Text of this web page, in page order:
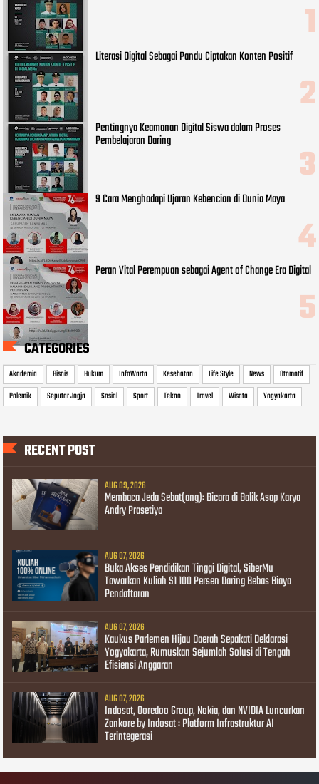
Literasi Digital Sebagai Pandu Ciptakan Konten Positif
Pentingnya Keamanan Digital Siswa dalam Proses
Pembelajaran Daring
9 Cara Menghadapi Ujaran Kebencian di Dunia Maya
Peran Vital Perempuan sebagai Agent of Change Era Digital
CATEGORIES
Akademia Bisnis Hukum InfoWarta Kesehatan Life Style News
Otomotif
Polemik
Seputar Jogja Sosial Sport Tekno Travel Wisata Yogyakarta
RECENT POST
AUG 09, 2026
Membaca Jeda Sebat(ang): Bicara di Balik Asap Karya
Andry Prasetiyo
AUG 07, 2026
Buka Akses Pendidikan Tinggi Digital, SiberMu
Tawarkan Kuliah S1 100 Persen Daring Bebas Biaya
Pendaftaran
AUG 07, 2026
Kaukus Parlemen Hijau Daerah Sepakati Deklarasi
Yogyakarta, Rumuskan Sejumlah Solusi di Tengah
Efisiensi Anggaran
AUG 07, 2026
Indosat, Ooredoo Group, Nokia, dan NVIDIA Luncurkan
Zankore by Indosat : Platform Infrastruktur AI
Terintegerasi